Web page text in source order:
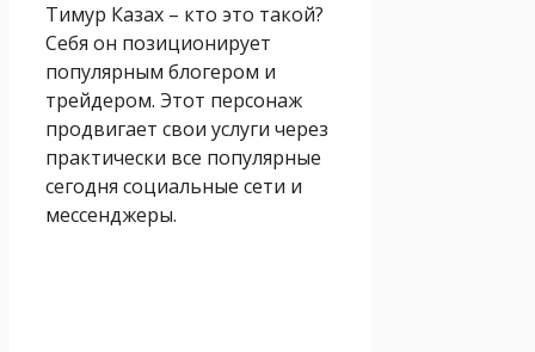
Тимур Казах – кто это такой?
Себя он позиционирует
популярным блогером и
трейдером. Этот персонаж
продвигает свои услуги через
практически все популярные
сегодня социальные сети и
мессенджеры.